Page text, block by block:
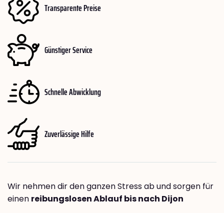
Transparente Preise
Günstiger Service
Schnelle Abwicklung
Zuverlässige Hilfe
Wir nehmen dir den ganzen Stress ab und sorgen für
einen reibungslosen Ablauf bis nach Dijon